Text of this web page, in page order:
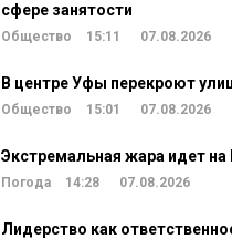
сфере занятости
Общество 15:11 07.08.2026
В центре Уфы перекроют
Общество 15:01 07.08.2026
Экстремальная жара идет
Погода 14:28 07.08.2026
Лидерство как